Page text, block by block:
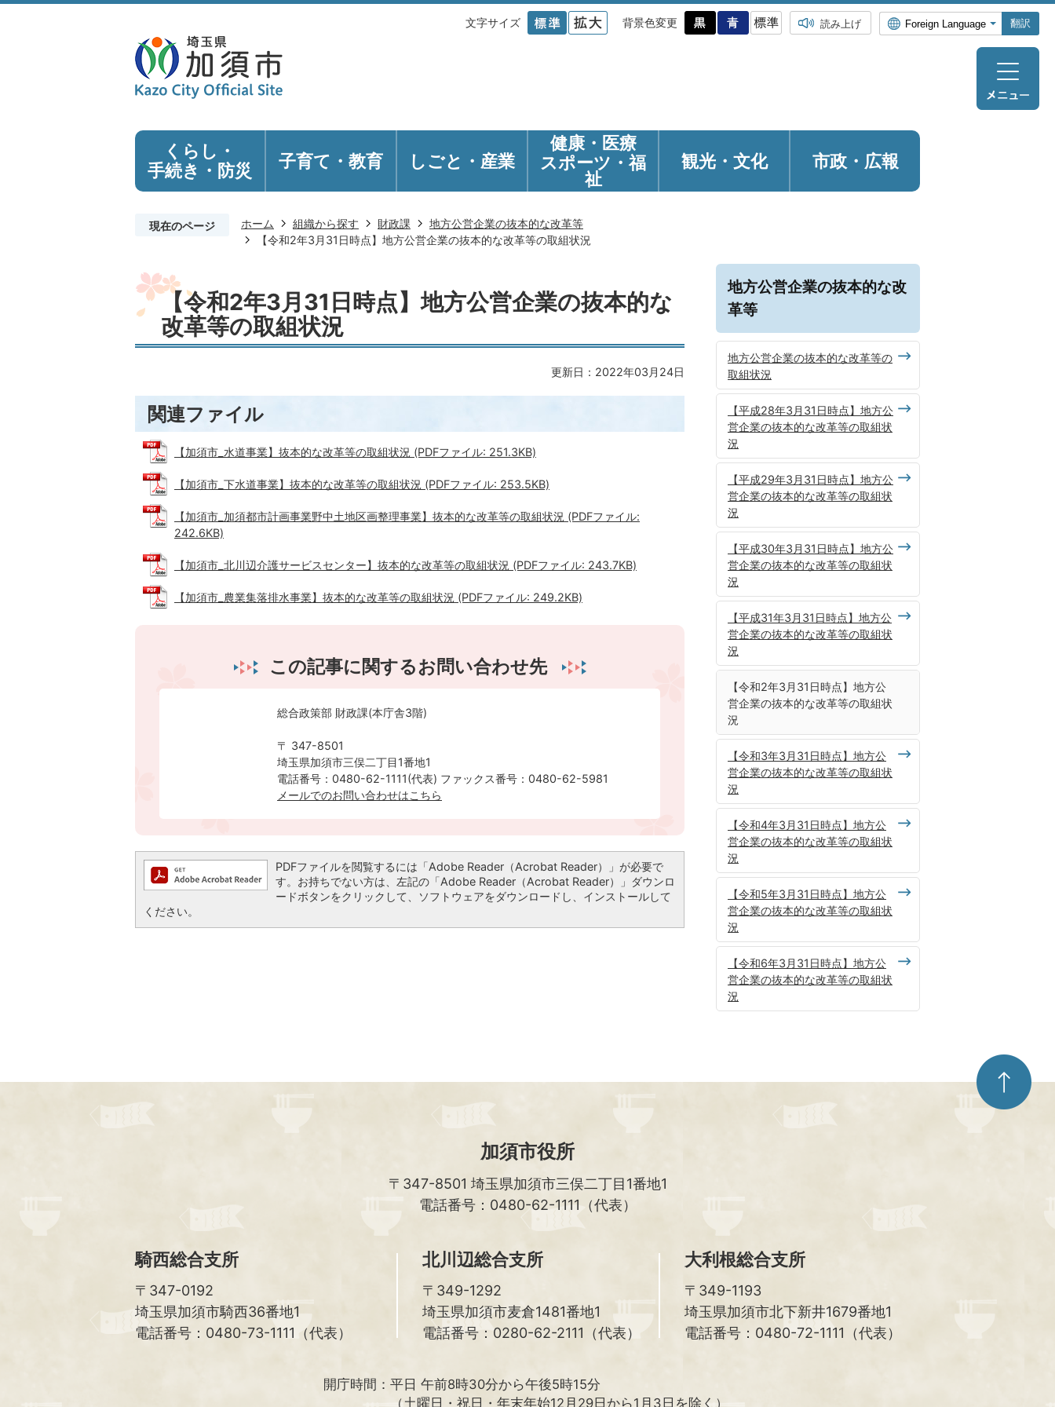
文字サイズ 背景色変更 読み上げ 翻訳
くらし・
手続き ・防災 子育て・教育 しごと・産業
健康・医療
スポーツ・福
祉
観光・ 文化 市政・広報
現在のページ ホーム 組織から探す 財政課
地方公営企業の抜本的な改革等
【令和2年3月31日時点】地方公営企業の抜本的な改革等の取組状況
【令和2年3月31日時点】地方公営企業の抜本的な
改革等の取組状況
更新日：2022年03月24日
関連ファイル
【加須市_水道事業】抜本的な改革等の取組状況 (PDFファイル: 251.3KB)
【加須市_下水道事業】抜本的な改革等の取組状況 (PDFファイル: 253.5KB)
【加須市_加須都市計画事業野中土地区画整理事業】抜本的な改革等の取組状況 (PDFファイル:
242.6KB)
【加須市_北川辺介護サービスセンター】抜本的な改革等の取組状況 (PDFファイル: 243.7KB)
【加須市_農業集落排水事業】抜本的な改革等の取組状況 (PDFファイル: 249.2KB)
この記事に関するお問い合わせ先
総合政策部 財政課(本庁舎3階)
〒 347-8501
埼玉県加須市三俣二丁目1番地1
電話番号：0480-62-1111(代表) ファックス番号：0480-62-5981
メールでのお問い合わせはこちら
PDFファイルを閲覧するには「Adobe Reader（Acrobat Reader）」が必要で
す。お持ちでない方は、左記の「Adobe Reader（Acrobat Reader）」ダウンロ
ードボタンをクリックして、ソフトウェアをダウンロードし、インストールして
ください。
地方公営企業の抜本的な改
革等
地方公営企業の抜本的な改革等の
取組状況
【平成28年3月31日時点】地方公
営企業の抜本的な改革等の取組状
況
【平成29年3月31日時点】地方公
営企業の抜本的な改革等の取組状
況
【平成30年3月31日時点】地方公
営企業の抜本的な改革等の取組状
況
【平成31年3月31日時点】地方公
営企業の抜本的な改革等の取組状
況
【令和2年3月31日時点】地方公
営企業の抜本的な改革等の取組状
況
【令和3年3月31日時点】地方公
営企業の抜本的な改革等の取組状
況
【令和4年3月31日時点】地方公
営企業の抜本的な改革等の取組状
況
【令和5年3月31日時点】地方公
営企業の抜本的な改革等の取組状
況
【令和6年3月31日時点】地方公
営企業の抜本的な改革等の取組状
況
ペ
ー
ジ
加須市役所
〒347-8501 埼玉県加須市三俣二丁目1番地1
電話番号：0480-62-1111（代表）
騎西総合支所
〒347-0192
埼玉県加須市騎西36番地1
電話番号：0480-73-1111（代表）
北川辺総合支所
〒349-1292
埼玉県加須市麦倉1481番地1
電話番号：0280-62-2111（代表）
大利根総合支所
〒349-1193
埼玉県加須市北下新井1679番地1
電話番号：0480-72-1111（代表）
開庁時間： 平日 午前8時30分から午後5時15分
（土曜日・祝日・年末年始12月29日から1月3日を除く）